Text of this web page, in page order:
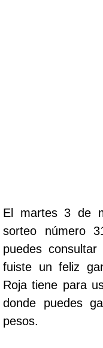
Cafeterito
Caribeña
Caribeña
Chontico Día
El martes 3 de
sorteo número
puedes
fuiste un feliz
Roja tiene para
donde puedes
pesos.